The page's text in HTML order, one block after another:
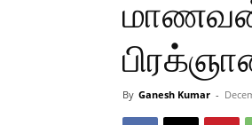
மாணவன்
By Ganesh Kumar -